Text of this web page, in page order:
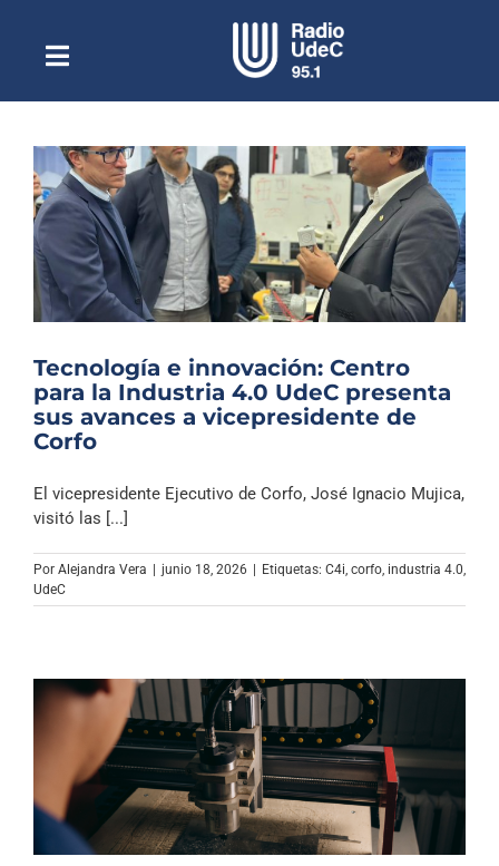
contenidoToggle
NavigationEscuchar Radio UdeC en vivo
Quiénes Somos
Programación
Podcast
Noticias
Columnas
Música Clásica
Tecnología e innovación: Centro
para la Industria 4.0 UdeC presenta
sus avances a vicepresidente de
Corfo
El vicepresidente Ejecutivo de Corfo, José Ignacio Mujica,
visitó las [...]
Por Alejandra Vera | junio 18, 2026 | Etiquetas: C4i corfo industria 4.0
UdeC